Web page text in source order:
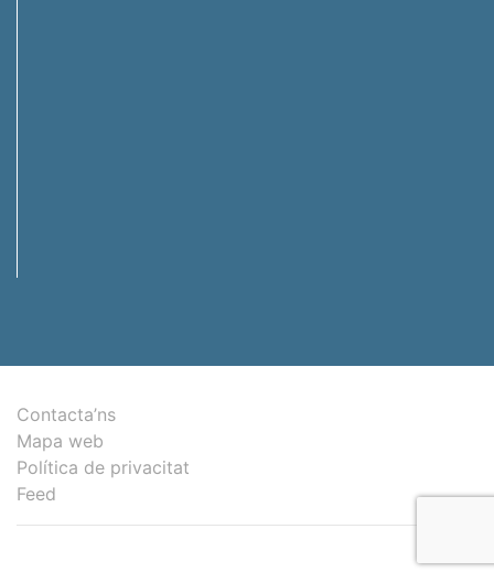
Contacta’ns
Mapa web
Política de privacitat
Feed